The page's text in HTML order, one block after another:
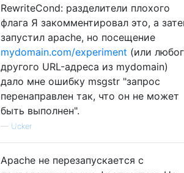
RewriteCond: разделители плохого
флага Я закомментировал это, а
запустил apache, но посещение
mydomain.com/experiment (или
другого URL-адреса из mydomain)
дало мне ошибку msgstr "запрос
перенаправлен так, что он не может
быть выполнен".
— Ucker
Apache не перезапускается с